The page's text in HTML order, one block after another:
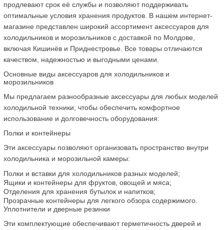
продлевают срок её службы и позволяют поддерживать
оптимальные условия хранения продуктов. В нашем интернет-
магазине представлен широкий ассортимент аксессуаров для
холодильников и морозильников с доставкой по Молдове,
включая Кишинёв и Приднестровье. Все товары отличаются
качеством, надежностью и выгодными ценами.
Основные виды аксессуаров для холодильников и
морозильников
Мы предлагаем разнообразные аксессуары для любых моделей
холодильной техники, чтобы обеспечить комфортное
использование и долговечность оборудования:
Полки и контейнеры
Эти аксессуары позволяют организовать пространство внутри
холодильника и морозильной камеры:
Полки и вставки для холодильников разных моделей;
Ящики и контейнеры для фруктов, овощей и мяса;
Отделения для хранения бутылок и напитков;
Прозрачные контейнеры для легкого обзора содержимого.
Уплотнители и дверные резинки
Эти комплектующие обеспечивают герметичность дверей и